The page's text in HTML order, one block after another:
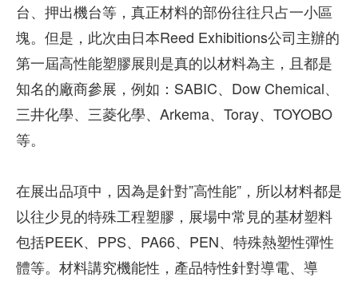
台、押出機台等，真正材料的部份往往只占一小區
塊。但是，此次由日本Reed Exhibitions公司主辦的
第一屆高性能塑膠展則是真的以材料為主，且都是
知名的廠商參展，例如：SABIC、Dow Chemical、
三井化學、三菱化學、Arkema、Toray、TOYOBO
等。
在展出品項中，因為是針對”高性能”，所以材料都是
以往少見的特殊工程塑膠，展場中常見的基材塑料
包括PEEK、PPS、PA66、PEN、特殊熱塑性彈性
體等。材料講究機能性，產品特性針對導電、導